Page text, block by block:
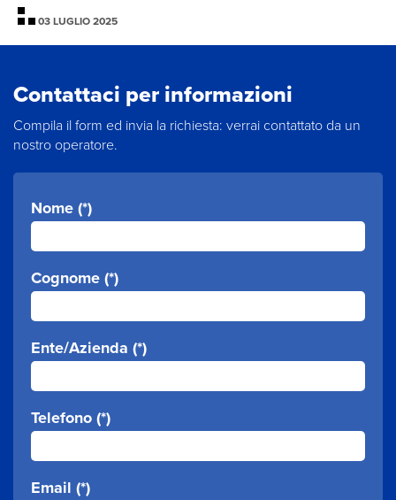
03 LUGLIO 2025
Contattaci per informazioni
Compila il form ed invia la richiesta: verrai contattato da un
nostro operatore.
Nome (*)
Cognome (*)
Ente/Azienda (*)
Telefono (*)
Email (*)